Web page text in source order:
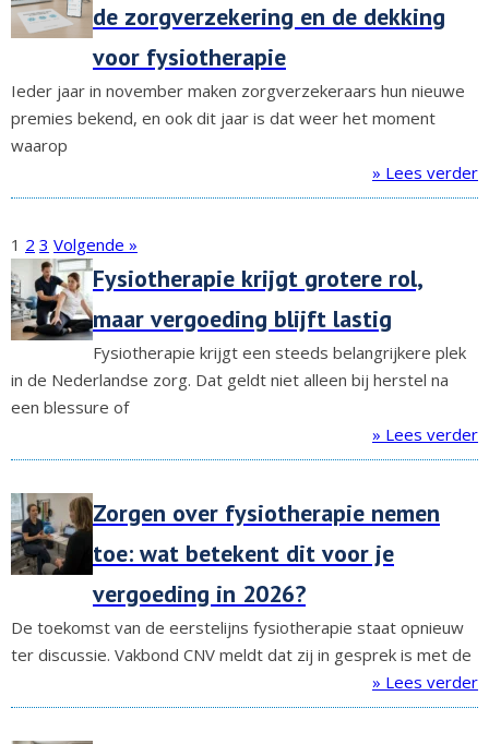
de zorgverzekering en de dekking
voor fysiotherapie
Ieder jaar in november maken zorgverzekeraars hun nieuwe
premies bekend, en ook dit jaar is dat weer het moment
waarop
» Lees verder
1 2 3 Volgende »
Fysiotherapie krijgt grotere rol,
maar vergoeding blijft lastig
Fysiotherapie krijgt een steeds belangrijkere plek
in de Nederlandse zorg. Dat geldt niet alleen bij herstel na
een blessure of
» Lees verder
Zorgen over fysiotherapie nemen
toe: wat betekent dit voor je
vergoeding in 2026?
De toekomst van de eerstelijns fysiotherapie staat opnieuw
ter discussie. Vakbond CNV meldt dat zij in gesprek is met de
» Lees verder